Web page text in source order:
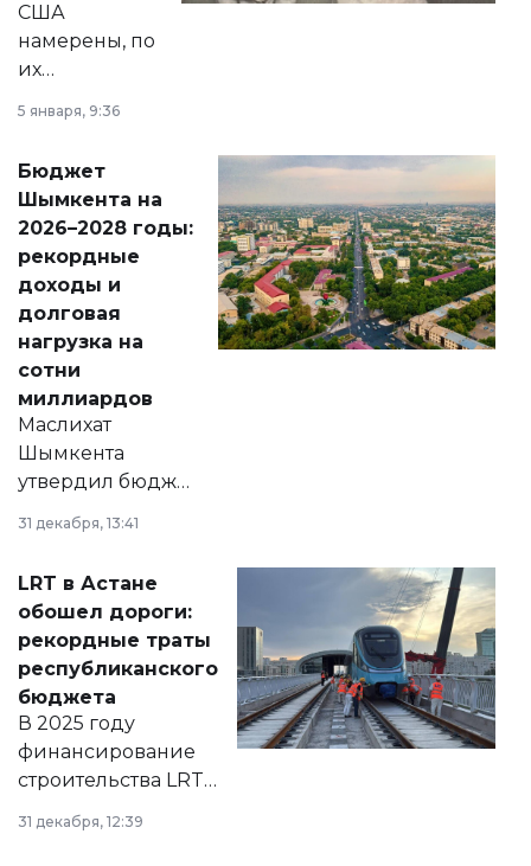
США
намерены, по
их
принести
народу
Венесуэлы.
5 января, 9:36
Бюджет
Шымкента на
2026–2028 годы:
рекордные
доходы и
долговая
нагрузка на
сотни
миллиардов
Маслихат
Шымкента
утвердил бюджет
города на 2026–
2028 годы.
документ
появился в базе
нормативных
правовых актов и
на сайте маслихат
города.
31 декабря, 13:41
LRT в Астане
обошел дороги:
рекордные траты
республиканского
бюджета
В 2025 году
финансирование
строительства LRT
в Астане из
республиканского
31 декабря, 12:39